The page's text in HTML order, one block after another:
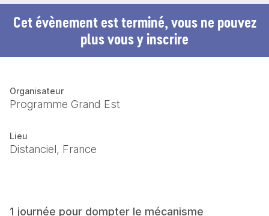
Cet évènement est terminé, vous ne pouvez
plus vous y inscrire
Organisateur
Programme Grand Est
Lieu
Distanciel, France
1 journée pour dompter le mécanisme